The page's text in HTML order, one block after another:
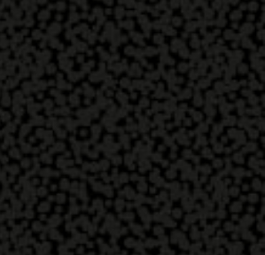
sua identidade transgênero só se
quando ela posou na revista
biografia 'Femme' , publicada
vivi muito tempo sem falar
Eu namorei muito e
Eu ti...